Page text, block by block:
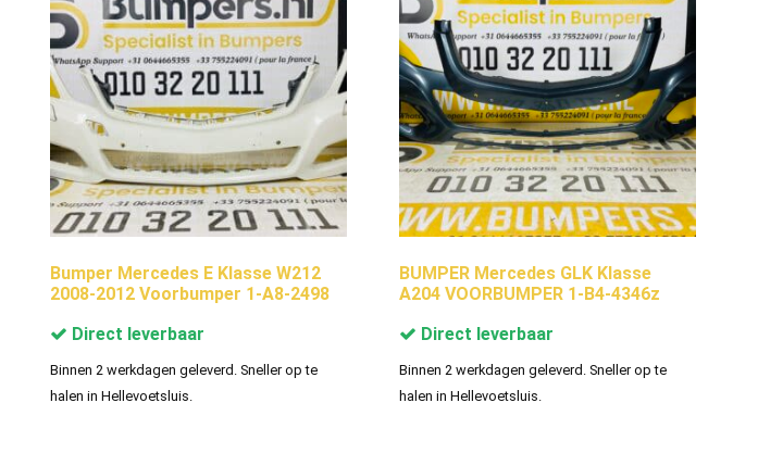
Bumper Mercedes E Klasse W212
2008-2012 Voorbumper 1-A8-2498
Direct leverbaar
Binnen 2 werkdagen geleverd. Sneller op te
halen in Hellevoetsluis.
BUMPER Mercedes GLK Klasse
A204 VOORBUMPER 1-B4-4346z
Direct leverbaar
Binnen 2 werkdagen geleverd. Sneller op te
halen in Hellevoetsluis.